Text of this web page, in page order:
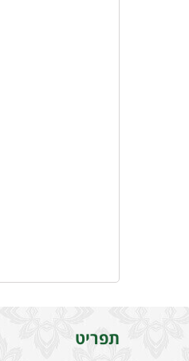
תפריט